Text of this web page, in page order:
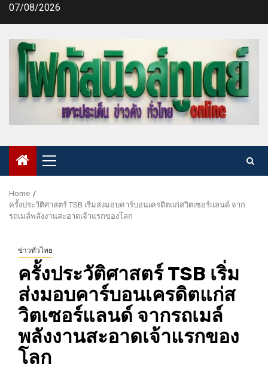
Skip07/08/2026
Primary
Menu
Home
ครั้งประวัติศาสตร์ TSB เริ่มส่งมอบคาร์บอนเครดิตแก่สวิตเซอร์แลนด์ จาก
รถเมล์พลังงานสะอาดเจ้าแรกของโลก
ข่าวทั่วไทย
ครั้งประวัติศาสตร์ TSB เริ่ม
ส่งมอบคาร์บอนเครดิตแก่ส
วิตเซอร์แลนด์ จากรถเมล์
พลังงานสะอาดเจ้าแรกของ
โลก